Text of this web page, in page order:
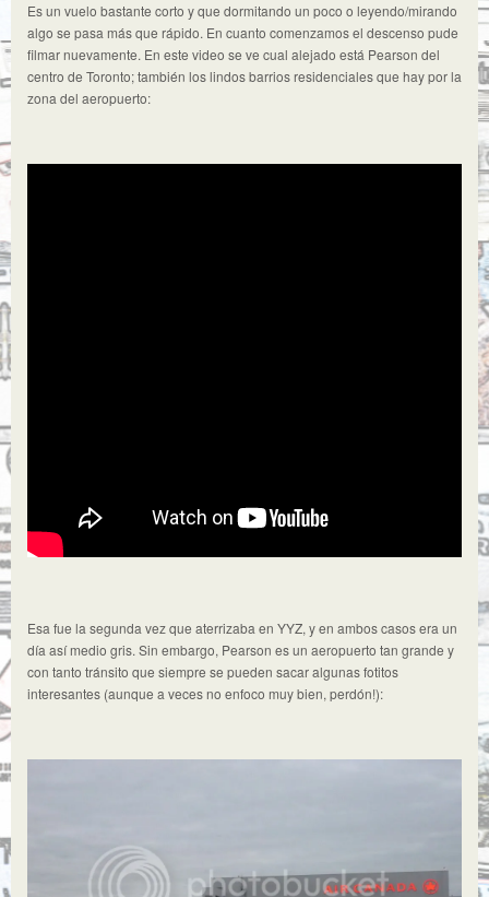
Es un vuelo bastante corto y que dormitando un poco o leyendo/mirando
algo se pasa más que rápido. En cuanto comenzamos el descenso pude
filmar nuevamente. En este video se ve cual alejado está Pearson del
centro de Toronto; también los lindos barrios residenciales que hay por la
zona del aeropuerto:
Esa fue la segunda vez que aterrizaba en YYZ, y en ambos casos era un
día así medio gris. Sin embargo, Pearson es un aeropuerto tan grande y
con tanto tránsito que siempre se pueden sacar algunas fotitos
interesantes (aunque a veces no enfoco muy bien, perdón!):